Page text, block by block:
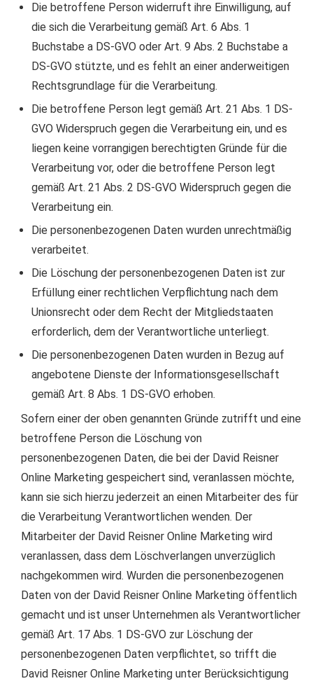
Die betroffene Person widerruft ihre Einwilligung, auf
die sich die Verarbeitung gemäß Art. 6 Abs. 1
Buchstabe a DS-GVO oder Art. 9 Abs. 2 Buchstabe a
DS-GVO stützte, und es fehlt an einer anderweitigen
Rechtsgrundlage für die Verarbeitung.
Die betroffene Person legt gemäß Art. 21 Abs. 1 DS-
GVO Widerspruch gegen die Verarbeitung ein, und es
liegen keine vorrangigen berechtigten Gründe für die
Verarbeitung vor, oder die betroffene Person legt
gemäß Art. 21 Abs. 2 DS-GVO Widerspruch gegen die
Verarbeitung ein.
Die personenbezogenen Daten wurden unrechtmäßig
verarbeitet.
Die Löschung der personenbezogenen Daten ist zur
Erfüllung einer rechtlichen Verpflichtung nach dem
Unionsrecht oder dem Recht der Mitgliedstaaten
erforderlich, dem der Verantwortliche unterliegt.
Die personenbezogenen Daten wurden in Bezug auf
angebotene Dienste der Informationsgesellschaft
gemäß Art. 8 Abs. 1 DS-GVO erhoben.
Sofern einer der oben genannten Gründe zutrifft und eine
betroffene Person die Löschung von
personenbezogenen Daten, die bei der David Reisner
Online Marketing gespeichert sind, veranlassen möchte,
kann sie sich hierzu jederzeit an einen Mitarbeiter des für
die Verarbeitung Verantwortlichen wenden. Der
Mitarbeiter der David Reisner Online Marketing wird
veranlassen, dass dem Löschverlangen unverzüglich
nachgekommen wird. Wurden die personenbezogenen
Daten von der David Reisner Online Marketing öffentlich
gemacht und ist unser Unternehmen als Verantwortlicher
gemäß Art. 17 Abs. 1 DS-GVO zur Löschung der
personenbezogenen Daten verpflichtet, so trifft die
David Reisner Online Marketing unter Berücksichtigung